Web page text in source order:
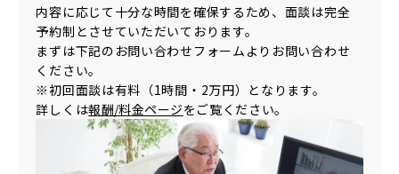
内容に応じて十分な時間を確保するため、面談は完全
予約制とさせていただいております。
まずは下記のお問い合わせフォームよりお問い合わせ
ください。
※初回面談は有料（1時間・2万円）となります。
詳しくは報酬/料金ページをご覧ください。